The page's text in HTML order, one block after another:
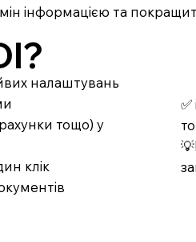
інформацією та
налаштувань
тощо) у
клік